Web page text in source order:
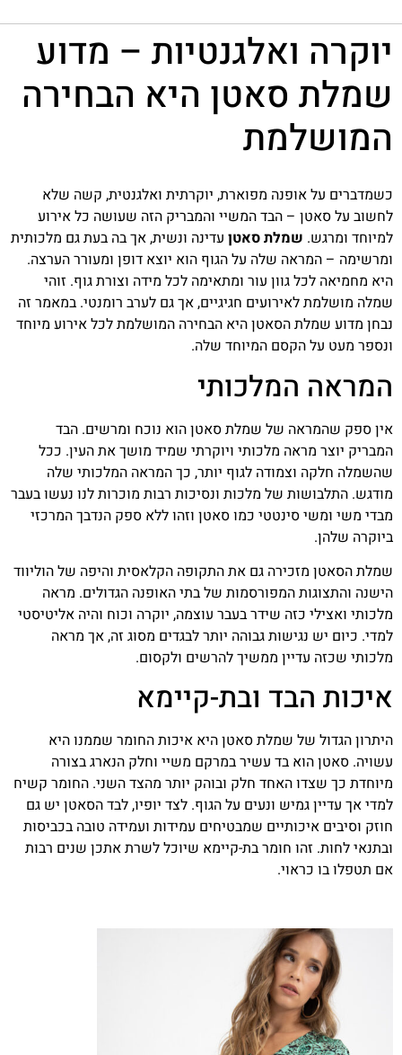
יוקרה ואלגנטיות – מדוע
שמלת סאטן היא הבחירה
המושלמת
כשמדברים על אופנה מפוארת, יוקרתית ואלגנטית, קשה שלא
לחשוב על סאטן – הבד המשיי והמבריק הזה שעושה כל אירוע
למיוחד ומרגש. שמלת סאטן עדינה ונשית, אך בה בעת גם מלכותית
ומרשימה – המראה שלה על הגוף הוא יוצא דופן ומעורר הערצה.
היא מחמיאה לכל גוון עור ומתאימה לכל מידה וצורת גוף. זוהי
שמלה מושלמת לאירועים חגיגיים, אך גם לערב רומנטי. במאמר זה
נבחן מדוע שמלת הסאטן היא הבחירה המושלמת לכל אירוע מיוחד
ונספר מעט על הקסם המיוחד שלה.
המראה המלכותי
אין ספק שהמראה של שמלת סאטן הוא נוכח ומרשים. הבד
המבריק יוצר מראה מלכותי ויוקרתי שמיד מושך את העין. ככל
שהשמלה חלקה וצמודה לגוף יותר, כך המראה המלכותי שלה
מודגש. התלבושות של מלכות ונסיכות רבות מוכרות לנו נעשו בעבר
מבדי משי ומשי סינטטי כמו סאטן וזהו ללא ספק הנדבך המרכזי
ביוקרה שלהן.
שמלת הסאטן מזכירה גם את התקופה הקלאסית והיפה של הוליווד
הישנה והתצוגות המפורסמות של בתי האופנה הגדולים. מראה
מלכותי ואצילי כזה שידר בעבר עוצמה, יוקרה וכוח והיה אליטיסטי
למדי. כיום יש נגישות גבוהה יותר לבגדים מסוג זה, אך מראה
מלכותי שכזה עדיין ממשיך להרשים ולקסום.
איכות הבד ובת-קיימא
היתרון הגדול של שמלת סאטן היא איכות החומר שממנו היא
עשויה. סאטן הוא בד עשיר במרקם משיי וחלק הנארג בצורה
מיוחדת כך שצדו האחד חלק ובוהק יותר מהצד השני. החומר קשיח
למדי אך עדיין גמיש ונעים על הגוף. לצד יופיו, לבד הסאטן יש גם
חוזק וסיבים איכותיים שמבטיחים עמידות ועמידה טובה בכביסות
ובתנאי לחות. זהו חומר בת-קיימא שיוכל לשרת אתכן שנים רבות
אם תטפלו בו כראוי.